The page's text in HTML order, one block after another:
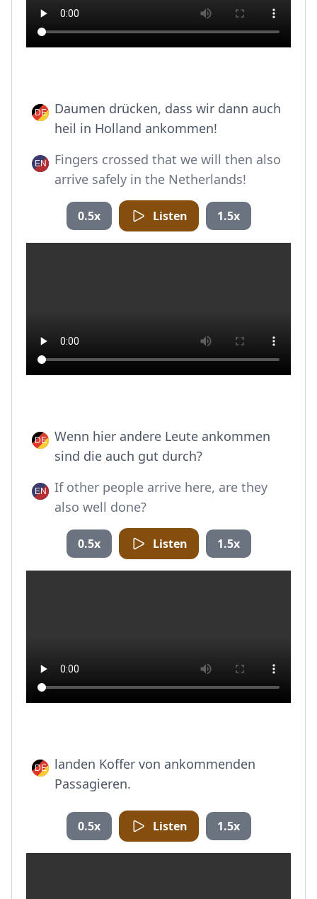
Daumen drücken, dass wir dann auch
heil in Holland ankommen!
Fingers crossed that we will then also
arrive safely in the Netherlands!
0.5x Listen 1.5x
Wenn hier andere Leute ankommen
sind die auch gut durch?
If other people arrive here, are they
also well done?
0.5x Listen 1.5x
landen Koffer von ankommenden
Passagieren.
0.5x Listen 1.5x